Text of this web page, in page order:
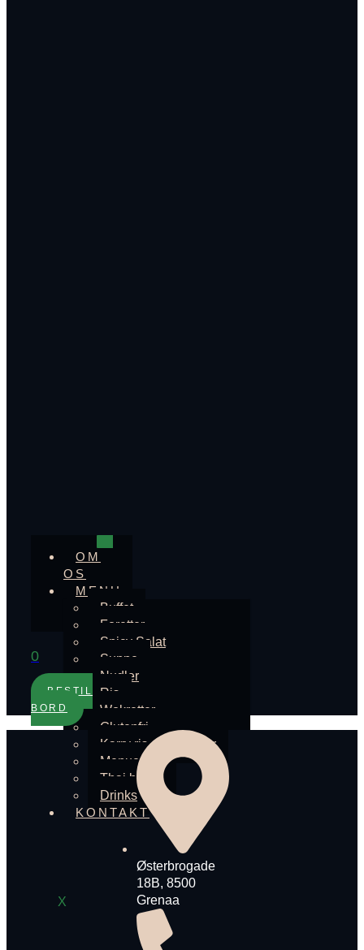
OM
OS
MENU
Buffet
Foretter
Spicy Salat
Suppe
Nudler
Ris
Wokretter
Glutenfri
Karry ris eller nudler
Menuer
Thai bokse
Drinks
KONTAKT
X
0
BESTIL
BORD
Østerbrogade
18B, 8500
Grenaa